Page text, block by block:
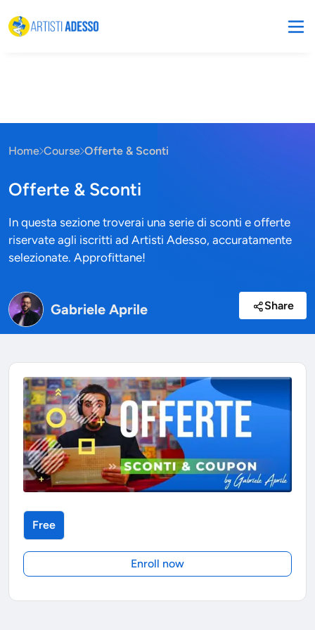
Home Course Offerte & Sconti
Offerte & Sconti
In questa sezione troverai una serie di sconti e offerte
riservate agli iscritti ad Artisti Adesso, accuratamente
selezionate. Approfittane!
Gabriele Aprile Share
Free
Enroll now